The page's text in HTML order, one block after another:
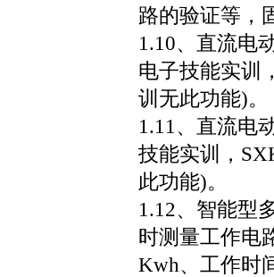
路的验证等，
1.10、直流电
电子技能实训
训无此功能)。
1.11、直流电
技能实训，
此功能)。
1.12、智能型
时测量工作电
Kwh、工作时